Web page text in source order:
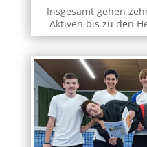
Insgesamt gehen
Aktiven bis zu den